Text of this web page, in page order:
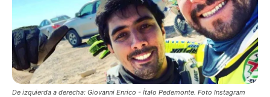
De izquierda a derecha: Giovanni Enrico - Ítalo Pedemonte. Foto Instagram